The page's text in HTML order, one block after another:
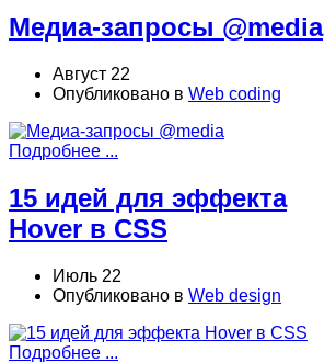
Медиа-запросы @media
Август 22
Опубликовано в Web coding
Подробнее ...
15 идей для эффекта
Hover в CSS
Июль 22
Опубликовано в Web design
Подробнее ...